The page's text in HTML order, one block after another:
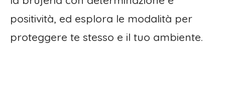
positività, ed esplora le modalità per
proteggere te stesso e il tuo ambiente.